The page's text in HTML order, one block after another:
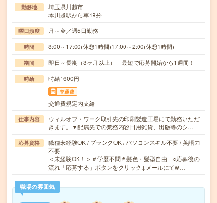
勤務地
埼玉県川越市
本川越駅から車18分
曜日頻度 月～金／週5日勤務
時間 8:00～17:00(休憩1時間)17:00～2:00(休憩1時間)
期間 即日～長期（3ヶ月以上） 最短で応募開始から1週間！
時給 時給1600円
交通費
交通費規定内支給
仕事内容
ウィルオブ・ワーク取引先の印刷製造工場にて勤務いただ
きます。▼配属先での業務内容日用雑貨、出版等のシ…
応募資格
職種未経験OK / ブランクOK / パソコンスキル不要 / 英語力
不要
＜未経験OK！＞＃学歴不問＃髪色・髪型自由！○応募後の
流れ「応募する」ボタンをクリック↓メールにてw…
職場の雰囲気